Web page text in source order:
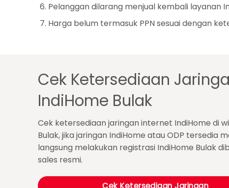
Pelanggan dilarang menjual kembali layanan
Harga belum termasuk PPN sesuai dengan
Cek Ketersediaan
IndiHome Bulak
Cek ketersediaan jaringan internet IndiHome di
Bulak, jika jaringan IndiHome atau ODP tersedia
langsung melakukan registrasi IndiHome Bulak
sales resmi.
Cek Ketersediaan Jaringan